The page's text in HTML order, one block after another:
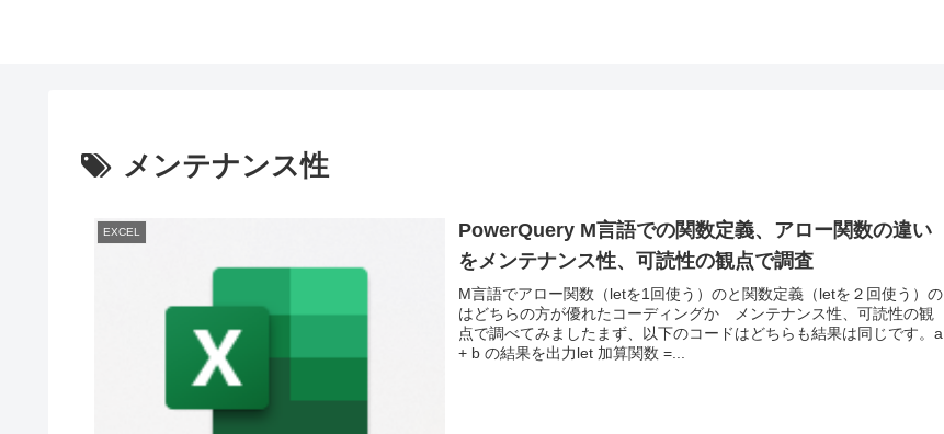
メンテナンス性
EXCEL
PowerQuery M言語での関数定義、アロー関数の違い
をメンテナンス性、可読性の観点で調査
M言語でアロー関数（letを1回使う）のと関数定義（letを２回使う）の
はどちらの方が優れたコーディングか メンテナンス性、可読性の観
点で調べてみましたまず、以下のコードはどちらも結果は同じです。a
+ b の結果を出力let 加算関数 =...